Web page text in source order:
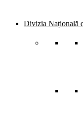
Divizia Națională